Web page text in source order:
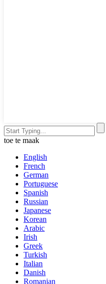
toe te maak
English
French
German
Portuguese
Spanish
Russian
Japanese
Korean
Arabic
Irish
Greek
Turkish
Italian
Danish
Romanian